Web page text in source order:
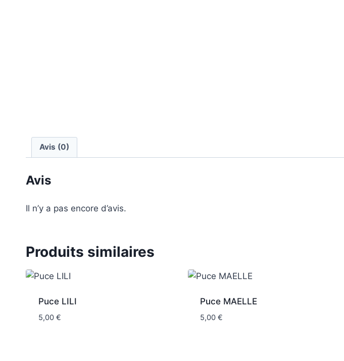
Avis (0)
Avis
Il n’y a pas encore d’avis.
Produits similaires
Puce LILI
5,00 €
Puce MAELLE
5,00 €